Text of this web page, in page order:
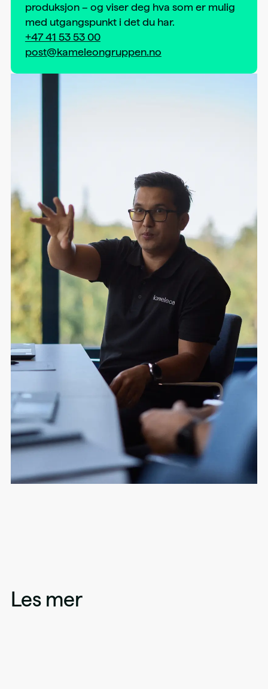
produksjon – og viser deg hva som er mulig
med utgangspunkt i det du har.
+47 41 53 53 00
post@kameleongruppen.no
Les mer